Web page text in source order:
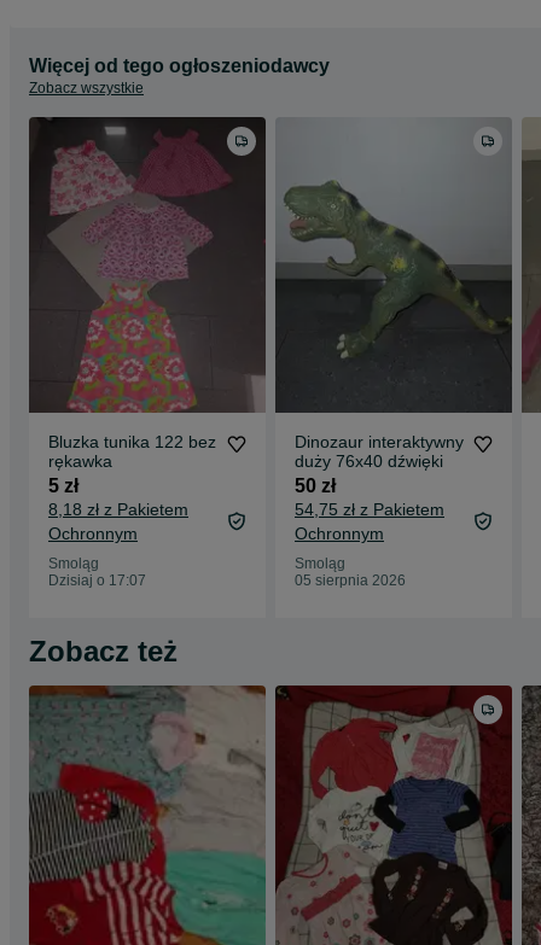
Więcej od tego ogłoszeniodawcy
Zobacz wszystkie
Bluzka tunika 122 bez
rękawka
5 zł
8,18 zł z Pakietem
Ochronnym
Smoląg
Dzisiaj o 17:07
Dinozaur interaktywny
duży 76x40 dźwięki
50 zł
54,75 zł z Pakietem
Ochronnym
Smoląg
05 sierpnia 2026
Zobacz też